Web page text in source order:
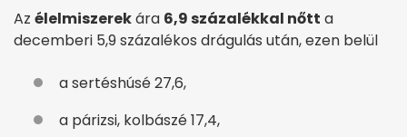
Az élelmiszerekára 6,9 százalékkal nőtt a
decemberi 5,9 százalékos drágulás után, ezen belül
a sertéshúsé 27,6,
a párizsi, kolbászé 17,4,